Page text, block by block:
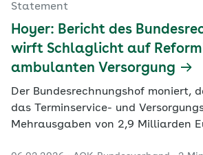
Statement
Hoyer: Bericht des
wirft Schlaglicht auf
ambulanten Versorgung
Der Bundesrechnungshof moniert,
das Terminservice- und
Mehrausgaben von 2,9 Milliarden